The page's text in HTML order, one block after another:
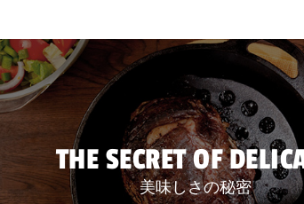
THE SECRET OF
美味しさの秘密